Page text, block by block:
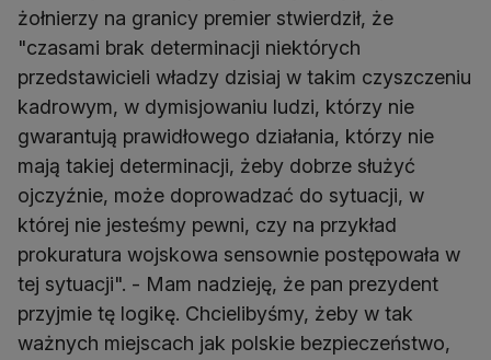
żołnierzy na granicy premier stwierdził, że
"czasami brak determinacji niektórych
przedstawicieli władzy dzisiaj w takim czyszczeniu
kadrowym, w dymisjowaniu ludzi, którzy nie
gwarantują prawidłowego działania, którzy nie
mają takiej determinacji, żeby dobrze służyć
ojczyźnie, może doprowadzać do sytuacji, w
której nie jesteśmy pewni, czy na przykład
prokuratura wojskowa sensownie postępowała w
tej sytuacji". - Mam nadzieję, że pan prezydent
przyjmie tę logikę. Chcielibyśmy, żeby w tak
ważnych miejscach jak polskie bezpieczeństwo,